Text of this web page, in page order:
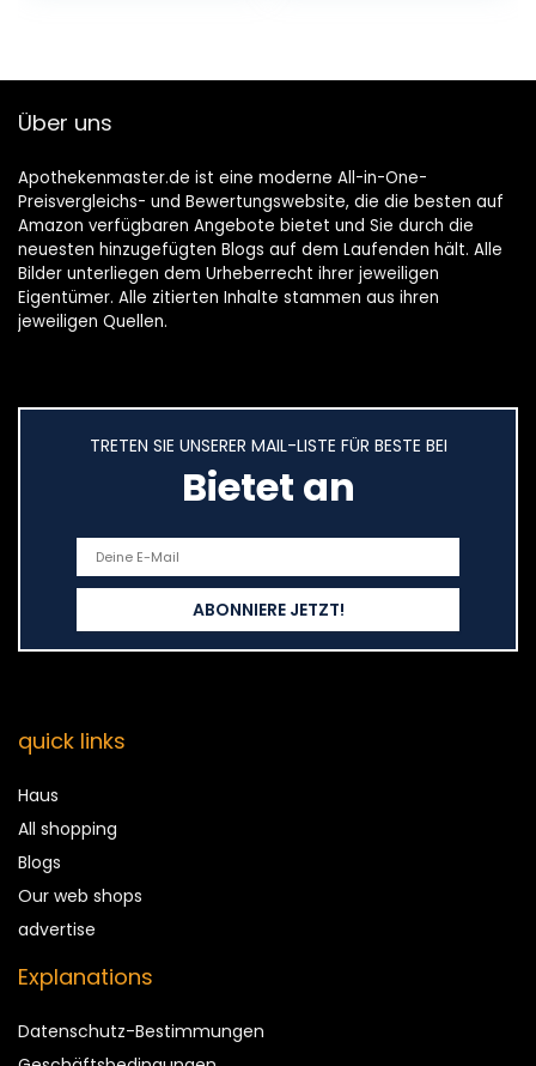
Über uns
Apothekenmaster.de ist eine moderne All-in-One-
Preisvergleichs- und Bewertungswebsite, die die besten auf
Amazon verfügbaren Angebote bietet und Sie durch die
neuesten hinzugefügten Blogs auf dem Laufenden hält. Alle
Bilder unterliegen dem Urheberrecht ihrer jeweiligen
Eigentümer. Alle zitierten Inhalte stammen aus ihren
jeweiligen Quellen.
TRETEN SIE UNSERER MAIL-LISTE FÜR BESTE BEI
Bietet an
quick links
Haus
All shopping
Blogs
Our web shops
advertise
Explanations
Datenschutz-Bestimmungen